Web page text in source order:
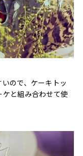
ので、ケーキトッ
と組み合わせて使